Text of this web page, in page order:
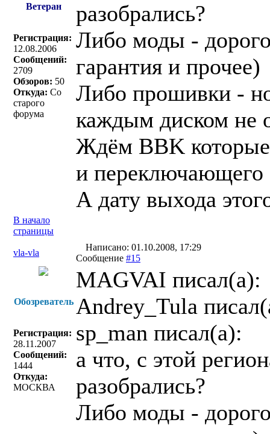
Ветеран
Регистрация:
12.08.2006
Сообщений:
2709
Обзоров: 50
Откуда: Со
старого
форума
разобрались?
Либо моды -
гарантия и прочее)
Либо прошивки -
каждым диском не
Ждём BBK которые
и переключающего
А дату выхода
В начало
страницы
vla-vla
Написано: 01.10.2008, 17:29
Сообщение #15
Обозреватель
Регистрация:
28.11.2007
Сообщений:
1444
Откуда:
МОСКВА
MAGVAI писал(a):
Andrey_Tula
sp_man писал(a):
а что, с этой
разобрались?
Либо моды -